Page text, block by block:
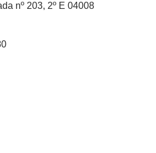
nº 203, 2º E 04008